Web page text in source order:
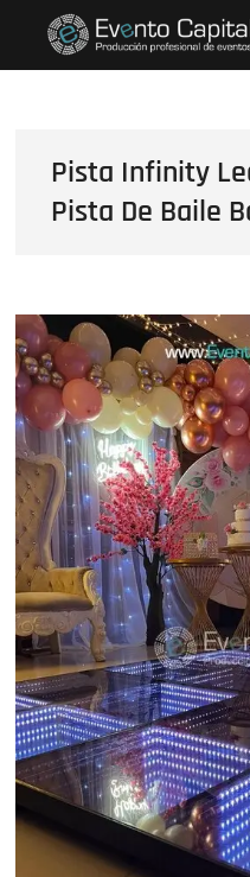
contenido
Pista Infinity
Pista De Baile